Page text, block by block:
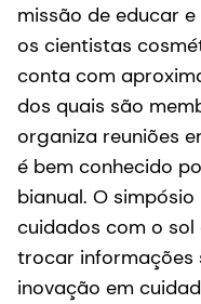
missão de educar
os cientistas
conta com
dos quais são
organiza reuniões
é bem conhecido
bianual. O
cuidados com o
trocar informações
inovação em